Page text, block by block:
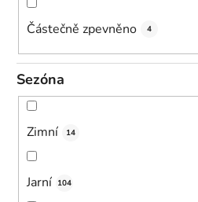
Částečně zpevněno 4
Sezóna
Zimní 14
Jarní 104